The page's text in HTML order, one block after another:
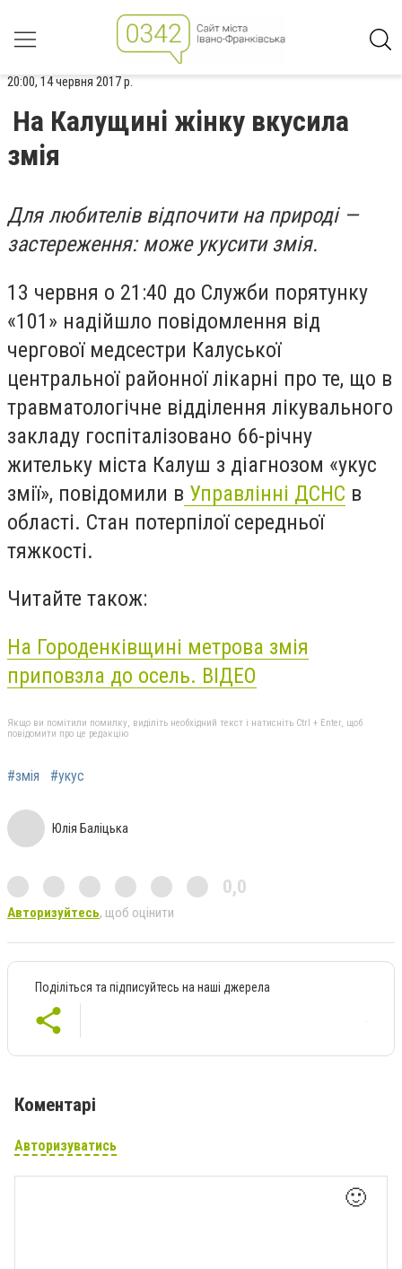
20:00, 14 червня 2017 р.
На Калущині жінку вкусила
змія
Для любителів відпочити на природі —
застереження: може укусити змія.
13 червня о 21:40 до Служби порятунку
«101» надійшло повідомлення від
чергової медсестри Калуської
центральної районної лікарні про те, що в
травматологічне відділення лікувального
закладу госпіталізовано 66-річну
жительку міста Калуш з діагнозом «укус
змії», повідомили в Управлінні ДСНС в
області. Стан потерпілої середньої
тяжкості.
Читайте також:
На Городенківщині метрова змія
приповзла до осель. ВІДЕО
Якщо ви помітили помилку, виділіть необхідний текст і натисніть Ctrl + Enter, щоб
повідомити про це редакцію
#змія #укус
Юлія Баліцька
0,0
Авторизуйтесь, щоб оцінити
Поділіться та підписуйтесь на наші джерела
Коментарі
Авторизуватись
🙂